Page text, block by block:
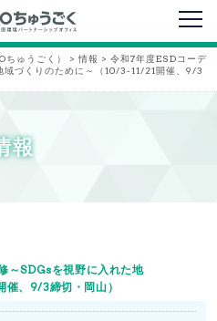
メニ
ゅうごく） > 情報 > 令和7年度ESDコーデ
域づくりのために～（10/3-11/21開催、9/3
報
～SDGsを視野に入れた地
、9/3締切・岡山）